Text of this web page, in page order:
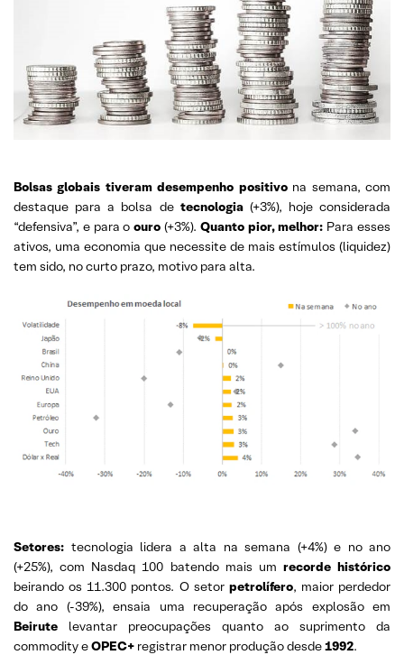
Bolsas globais tiveram desempenho positivona semana, com
destaque para a bolsa de tecnologia (+3%), hoje considerada
“defensiva”, e para oouro (+3%). Quanto pior, melhor: Para esses
ativos, uma economia que necessite de mais estímulos (liquidez)
tem sido, no curto prazo, motivo para alta.
Setores: tecnologia lidera a alta na semana (+4%) e no ano
(+25%), com Nasdaq 100 batendo mais um recorde histórico
beirando os 11.300 pontos. O setor petrolífero, maior perdedor
do ano (-39%), ensaia uma recuperação após explosão em
Beirute levantar preocupações quanto ao suprimento da
commodity eOPEC+ registrar menor produção desde1992.